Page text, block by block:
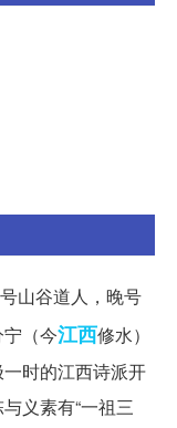
山谷道人，晚号
（今江西修水）
时的江西诗派开
义素有“一祖三